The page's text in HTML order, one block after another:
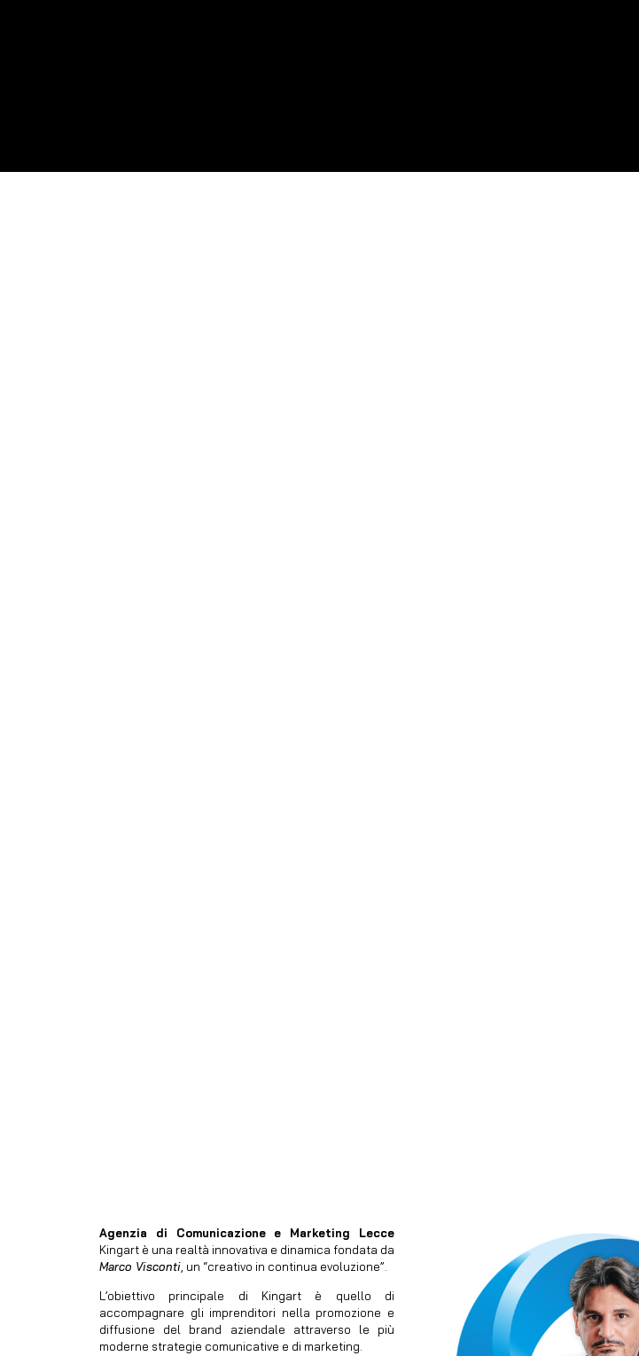
Agenzia di Comunicazione e Marketing Lecce
Kingart è una realtà innovativa e dinamica fondata da
Marco Visconti , un “creativo in continua evoluzione”.
L’obiettivo principale di Kingart è quello di
accompagnare gli imprenditori nella promozione e
diffusione del brand aziendale attraverso le più
moderne strategie comunicative e di marketing.